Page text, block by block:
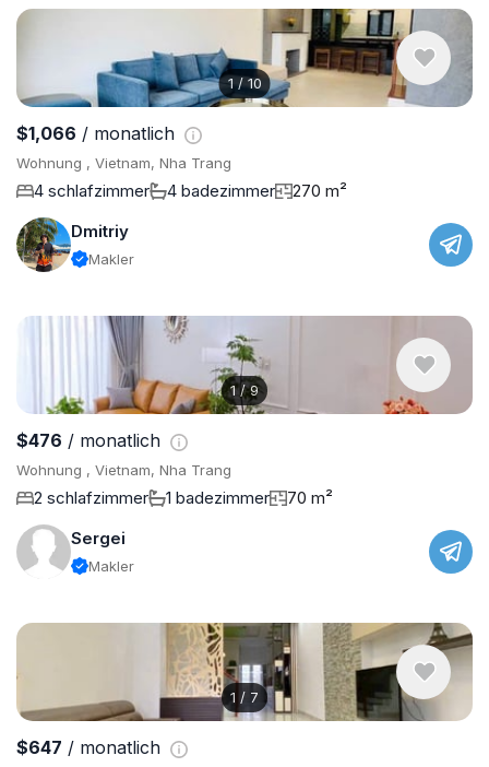
1/ 10
$1,066 / monatlich
Wohnung , Vietnam, Nha Trang
4 schlafzimmer 4 badezimmer
270 m²
Dmitriy
Makler
1/9
$476 / monatlich
Wohnung , Vietnam, Nha Trang
2 schlafzimmer 1 badezimmer
70 m²
Sergei
Makler
1 / 7
$647 / monatlich